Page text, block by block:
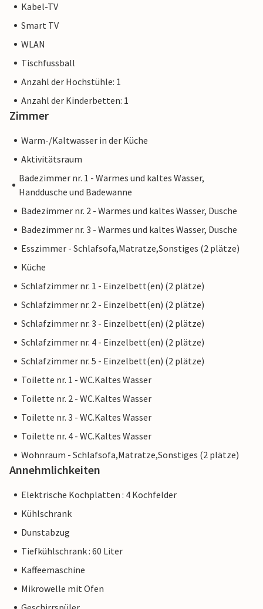
Kabel-TV
Smart TV
WLAN
Tischfussball
Anzahl der Hochstühle: 1
Anzahl der Kinderbetten: 1
Zimmer
Warm-/Kaltwasser in der Küche
Aktivitätsraum
Badezimmer nr. 1 - Warmes und kaltes Wasser,
Handdusche und Badewanne
Badezimmer nr. 2 - Warmes und kaltes Wasser, Dusche
Badezimmer nr. 3 - Warmes und kaltes Wasser, Dusche
Esszimmer - Schlafsofa,Matratze,Sonstiges (2 plätze)
Küche
Schlafzimmer nr. 1 - Einzelbett(en) (2 plätze)
Schlafzimmer nr. 2 - Einzelbett(en) (2 plätze)
Schlafzimmer nr. 3 - Einzelbett(en) (2 plätze)
Schlafzimmer nr. 4 - Einzelbett(en) (2 plätze)
Schlafzimmer nr. 5 - Einzelbett(en) (2 plätze)
Toilette nr. 1 - WC.Kaltes Wasser
Toilette nr. 2 - WC.Kaltes Wasser
Toilette nr. 3 - WC.Kaltes Wasser
Toilette nr. 4 - WC.Kaltes Wasser
Wohnraum - Schlafsofa,Matratze,Sonstiges (2 plätze)
Annehmlichkeiten
Elektrische Kochplatten : 4 Kochfelder
Kühlschrank
Dunstabzug
Tiefkühlschrank : 60 Liter
Kaffeemaschine
Mikrowelle mit Ofen